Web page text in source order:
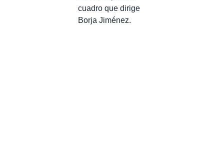
cuadro que dirige
Borja Jiménez.